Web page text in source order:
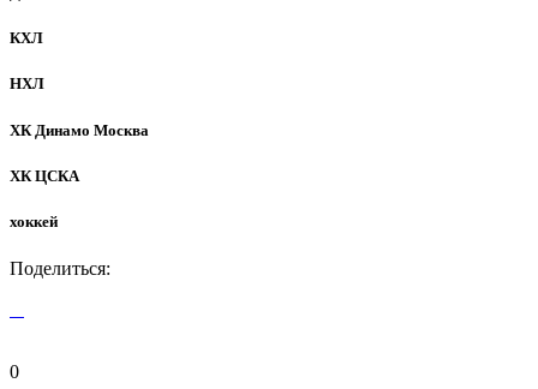
КХЛ
НХЛ
ХК Динамо Москва
ХК ЦСКА
хоккей
Поделиться:
0